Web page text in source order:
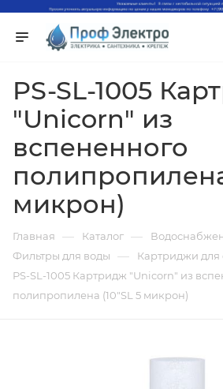
PS-SL-1005
"Unicorn" из
вспененного
микрон)
Главная — Каталог —
Фильтры для воды — Картриджи для
PS-SL-1005 Картридж "Unicorn" из
полипропилена (10"SL 5 микрон)